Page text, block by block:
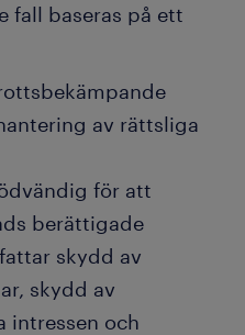
fall baseras på ett
av rättsliga
för att
berättigade
skydd av
skydd av
intressen och